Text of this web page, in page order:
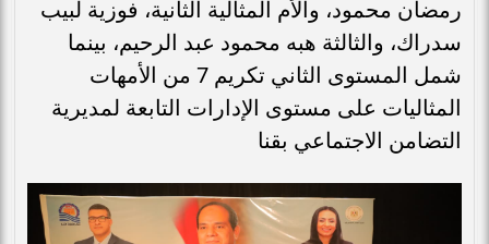
رمضان محمود، والأم المثالية الثانية، فوزية لبيب
سدراك، والثالثة هبه محمود عبد الرحيم، بينما
شمل المستوى الثاني تكريم 7 من الأمهات
المثاليات على مستوى الإدارات التابعة لمديرية
التضامن الاجتماعي بقنا